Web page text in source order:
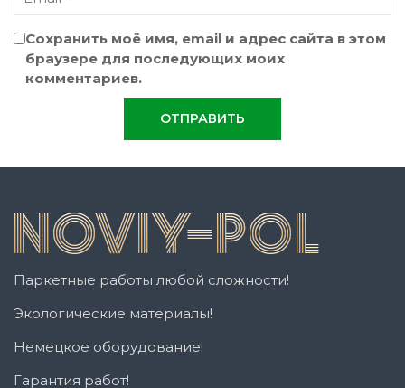
Сохранить моё имя, email и адрес сайта в этом
браузере для последующих моих
комментариев.
Паркетные работы любой сложности!
Экологические материалы!
Немецкое оборудование!
Гарантия работ!